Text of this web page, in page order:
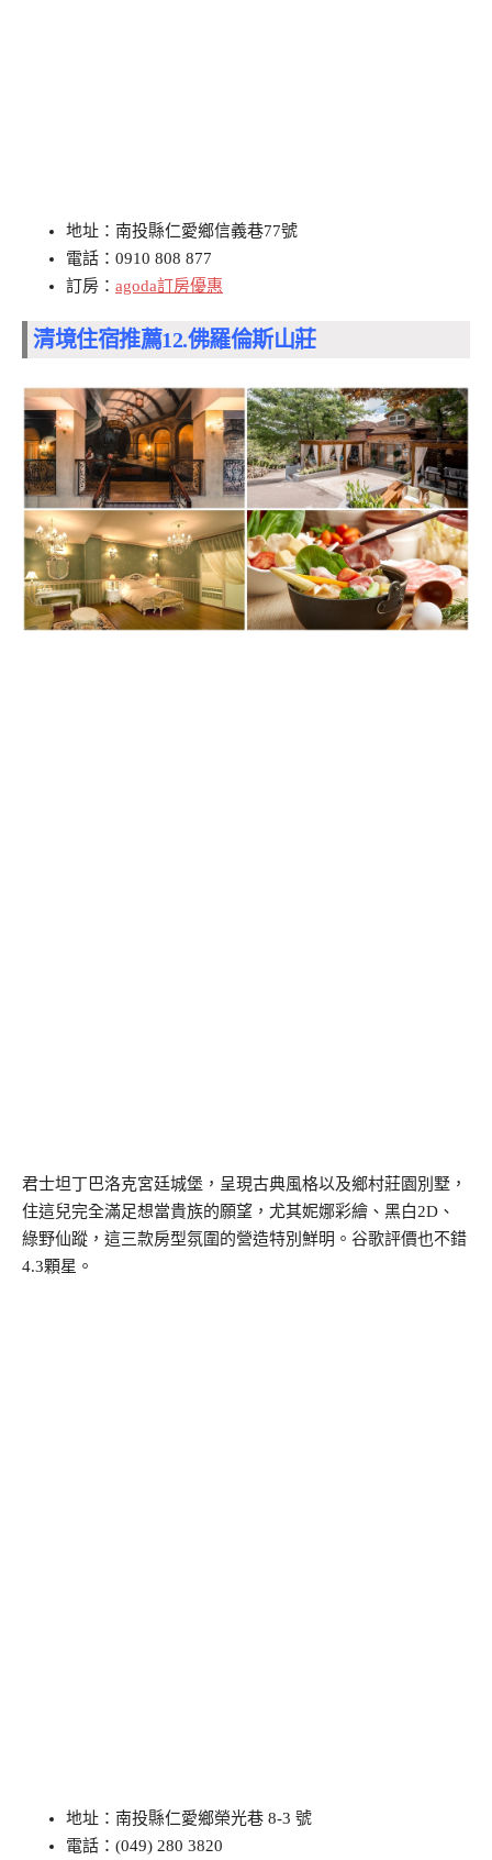
地址：南投縣仁愛鄉信義巷77號
電話：0910 808 877
訂房： agoda訂房優惠
清境住宿推薦12.佛羅倫斯山莊
君士坦丁巴洛克宮廷城堡，呈現古典風格以及鄉村莊園別墅，
住這兒完全滿足想當貴族的願望，尤其妮娜彩繪、黑白2D、
綠野仙蹤，這三款房型氛圍的營造特別鮮明。谷歌評價也不錯
4.3顆星。
地址：南投縣仁愛鄉榮光巷 8-3 號
電話：(049) 280 3820